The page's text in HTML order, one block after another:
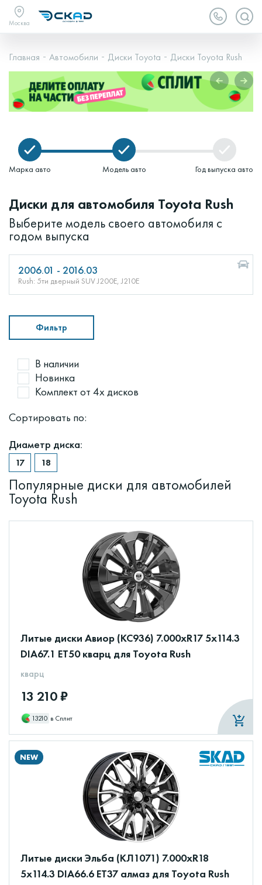
Москва
Главная Автомобили Диски Toyota Диски Toyota Rush
Марка авто Модель авто Год выпуска авто
Диски для автомобиля Toyota Rush
Выберите модель своего автомобиля с
годом выпуска
2006.01 - 2016.03
Rush: 5ти дверный SUV J200E, J210E
В наличии
Новинка
Комплект от 4х дисков
Сортировать по:
Фильтр
Диаметр диска:
Популярные диски для автомобилей
Toyota Rush
Литые диски Авиор (КС936) 7.000xR17 5x114.3
DIA67.1 ET50 кварц для Toyota Rush
кварц
13 210 ₽
13210 в Сплит
NEW
Литые диски Эльба (КЛ1071) 7.000xR18
5x114.3 DIA66.6 ET37 алмаз для Toyota Rush